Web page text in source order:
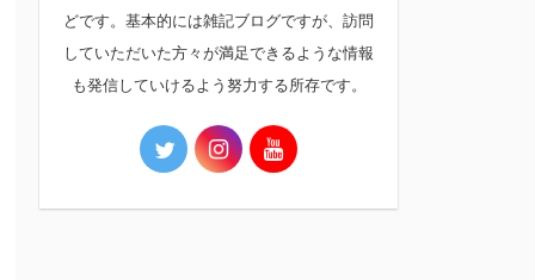
どです。基本的には雑記ブログですが、訪問
していただいた方々が満足できるような情報
も発信していけるよう努力する所存です。